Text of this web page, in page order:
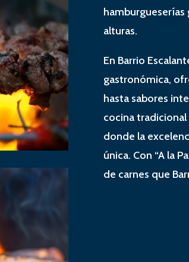
hamburgueserías
alturas.
En Barrio
gastronómica,
hasta sabores
cocina
donde la
única. Con “A la
de carnes que